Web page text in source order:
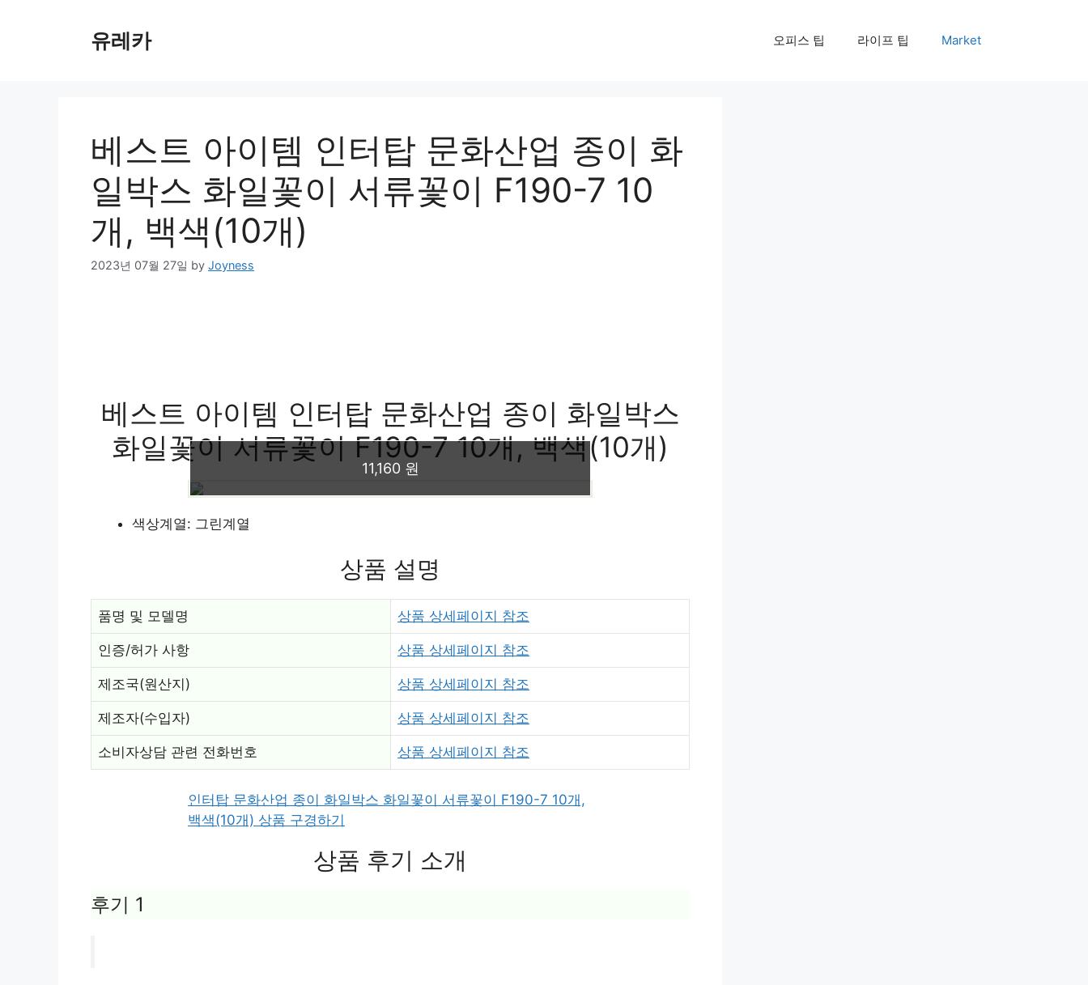
유레카 오피스 팁 라이프 팁 Market
베스트 아이템 인터탑 문화산업 종이 화
일박스 화일꽃이 서류꽃이 F190-7 10
개, 백색(10개)
2023년 07월 27일 by Joyness
베스트 아이템 인터탑 문화산업 종이 화일박스
화일꽃이 서류꽃이 F190-7 10개, 백색(10개)
11,160 원
색상계열: 그린계열
상품 설명
품명 및 모델명 상품 상세페이지 참조
인증/허가 사항 상품 상세페이지 참조
제조국(원산지) 상품 상세페이지 참조
제조자(수입자) 상품 상세페이지 참조
소비자상담 관련 전화번호 상품 상세페이지 참조
인터탑 문화산업 종이 화일박스 화일꽃이 서류꽃이 F190-7 10개,
백색(10개) 상품 구경하기
상품 후기 소개
후기 1